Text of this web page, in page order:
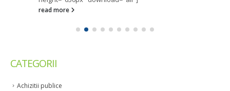
read more
CATEGORII
Achizitii publice